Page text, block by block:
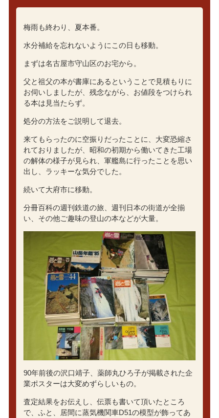
梅雨も終わり、夏本番。
水分補給を忘れないようにこの日も移動。
まずは名古屋市守山区のお宅から。
父と祖父の本が書庫にあるということで見積もりに
お伺いしましたが、残念ながら、お値段をつけられ
る本は見当たらず。
処分の方法をご説明して退去。
来てもらったのに空振りだったことに、大変恐縮さ
れておりましたが、昭和の初期から働いてきた工場
の解体の様子が見られ、軍艦島に行ったことを思い
出し、ラッキーな気分でした。
続いて大府市に移動。
分冊百科の週刊鉄道の旅、週刊日本の街道が全揃
い、その他ご趣味の登山の本などが大量。
90年前後の沢口靖子、薬師丸ひろ子が掲載された企
業ポスターは大変めずらしいもの。
査定結果をお伝えし、伝票も書いて頂いたところ
で、ふと、居間に蒸気機関車D51の模型が飾ってあ